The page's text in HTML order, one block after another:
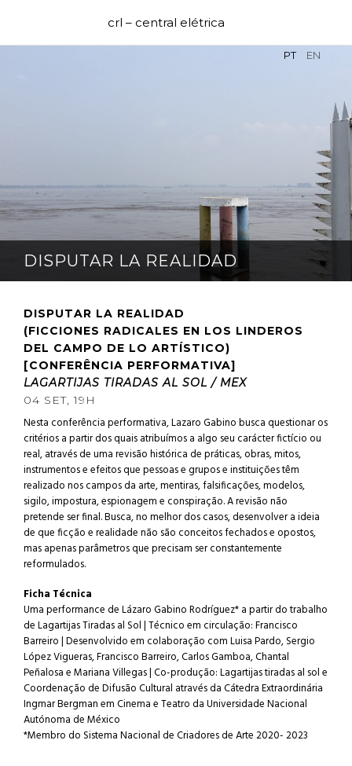
crl – central elétrica
PT EN
DISPUTAR LA REALIDAD
DISPUTAR LA REALIDAD
(FICCIONES RADICALES EN LOS LINDEROS
DEL CAMPO DE LO ARTÍSTICO)
[CONFERÊNCIA PERFORMATIVA]
LAGARTIJAS TIRADAS AL SOL / MEX
04 SET, 19H
Nesta conferência performativa, Lazaro Gabino busca questionar os
critérios a partir dos quais atribuímos a algo seu carácter fictício ou
real, através de uma revisão histórica de práticas, obras, mitos,
instrumentos e efeitos que pessoas e grupos e instituições têm
realizado nos campos da arte, mentiras, falsificações, modelos,
sigilo, impostura, espionagem e conspiração. A revisão não
pretende ser final. Busca, no melhor dos casos, desenvolver a ideia
de que ficção e realidade não são conceitos fechados e opostos,
mas apenas parâmetros que precisam ser constantemente
reformulados.
Ficha Técnica
Uma performance de Lázaro Gabino Rodríguez* a partir do trabalho
de Lagartijas Tiradas al Sol | Técnico em circulação: Francisco
Barreiro | Desenvolvido em colaboração com Luisa Pardo, Sergio
López Vigueras, Francisco Barreiro, Carlos Gamboa, Chantal
Peñalosa e Mariana Villegas | Co-produção: Lagartijas tiradas al sol e
Coordenação de Difusão Cultural através da Cátedra Extraordinária
Ingmar Bergman em Cinema e Teatro da Universidade Nacional
Autónoma de México
*Membro do Sistema Nacional de Criadores de Arte 2020- 2023